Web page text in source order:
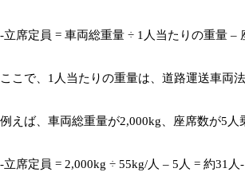
-立席定員 = 車両総重量 ÷ 1人当たりの重量 –
ここで、1人当たりの重量は、道路運送車両
例えば、車両総重量が2,000kg、座席数が5
-立席定員 = 2,000kg ÷ 55kg/人 – 5人 = 約31人-